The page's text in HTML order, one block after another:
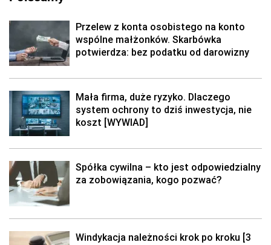
Przelew z konta osobistego na konto
wspólne małżonków. Skarbówka
potwierdza: bez podatku od darowizny
Mała firma, duże ryzyko. Dlaczego
system ochrony to dziś inwestycja, nie
koszt [WYWIAD]
Spółka cywilna – kto jest odpowiedzialny
za zobowiązania, kogo pozwać?
Windykacja należności krok po kroku [3